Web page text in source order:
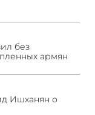
без
армян
Ишханян о